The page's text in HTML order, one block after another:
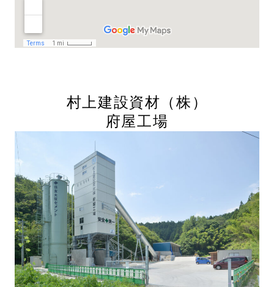
村上建設資材 （株）
府屋工場